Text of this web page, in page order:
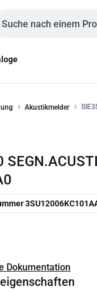
Akustikmelder
Dokumentation